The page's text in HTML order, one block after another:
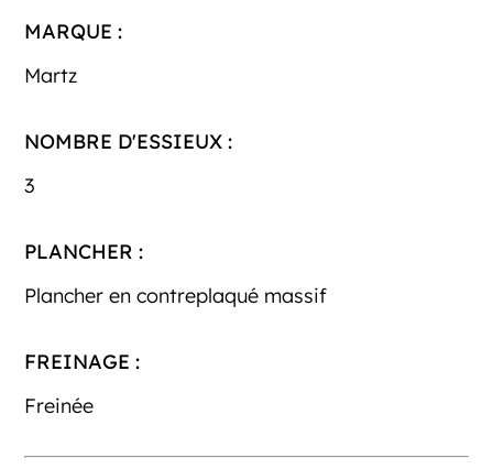
MARQUE :
Martz
NOMBRE D'ESSIEUX :
3
PLANCHER :
Plancher en contreplaqué massif
FREINAGE :
Freinée